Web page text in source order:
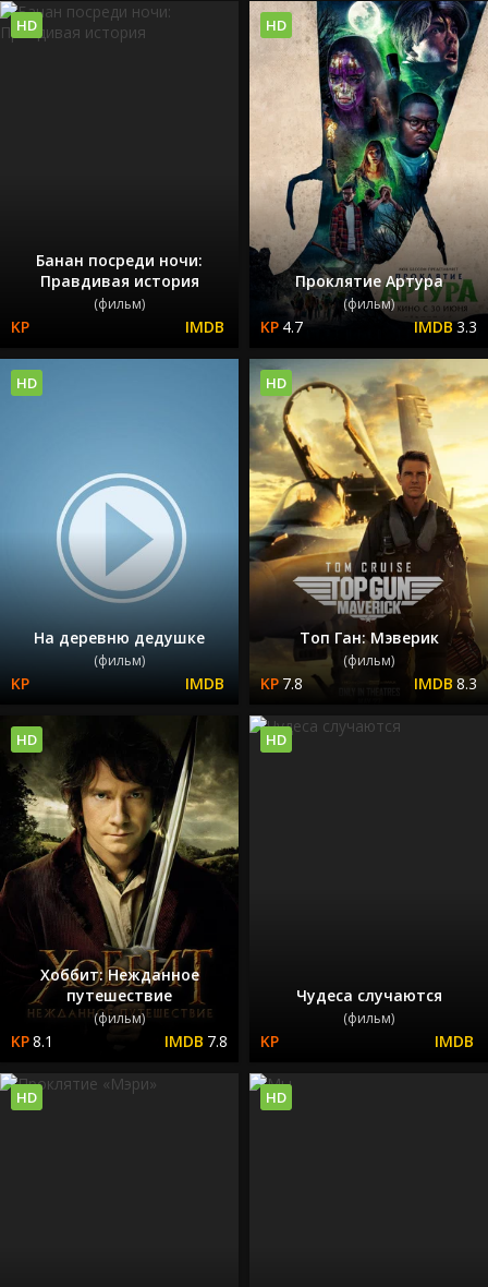
Банан посреди ночи:
Правдивая история
(фильм)
HD
Проклятие Артура
(фильм)
4.7 3.3
HD
На деревню дедушке
(фильм)
HD
Топ Ган: Мэверик
(фильм)
7.8 8.3
HD
Хоббит: Нежданное
путешествие
(фильм)
8.1 7.8
HD
Чудеса случаются
(фильм)
HD
HD HD